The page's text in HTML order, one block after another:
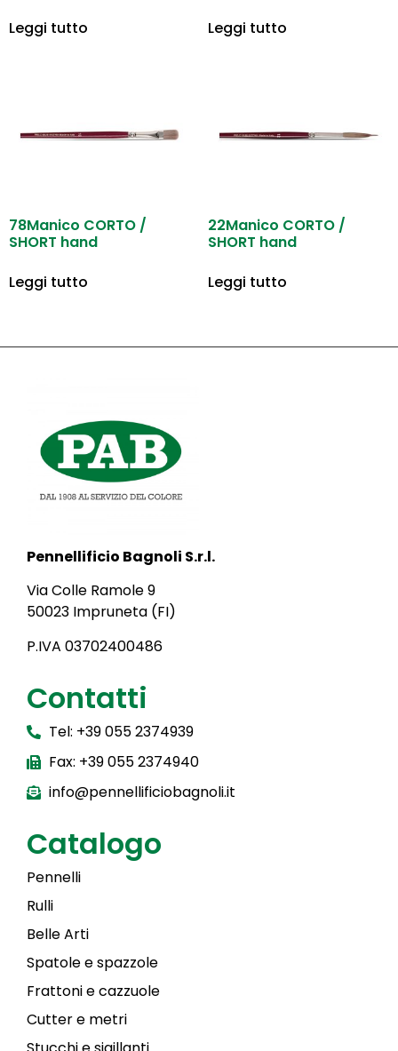
Leggi tutto
Leggi tutto
78Manico CORTO /
SHORT hand
Leggi tutto
22Manico CORTO /
SHORT hand
Leggi tutto
Pennellificio Bagnoli S.r.l.
Via Colle Ramole 9
50023 Impruneta (FI)
P.IVA 03702400486
Contatti
Tel: +39 055 2374939
Fax: +39 055 2374940
info@pennellificiobagnoli.it
Catalogo
Pennelli
Rulli
Belle Arti
Spatole e spazzole
Frattoni e cazzuole
Cutter e metri